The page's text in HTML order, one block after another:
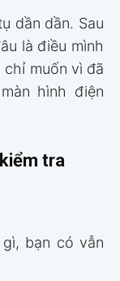
dần dần. Sau
là điều mình
muốn vì đã
hình điện
tra
bạn có vẫn